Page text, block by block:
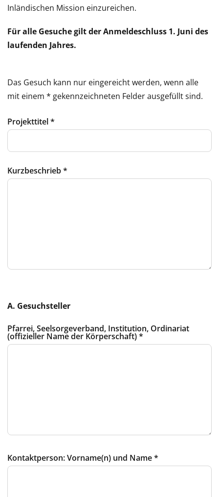
Inländischen Mission einzureichen.
Für alle Gesuche gilt der Anmeldeschluss 1. Juni des
laufenden Jahres.
Das Gesuch kann nur eingereicht werden, wenn alle
mit einem * gekennzeichneten Felder ausgefüllt sind.
Projekttitel*
Kurzbeschrieb*
A. Gesuchsteller
Pfarrei, Seelsorgeverband, Institution, Ordinariat
(offizieller Name der Körperschaft)*
Kontaktperson: Vorname(n) und Name*